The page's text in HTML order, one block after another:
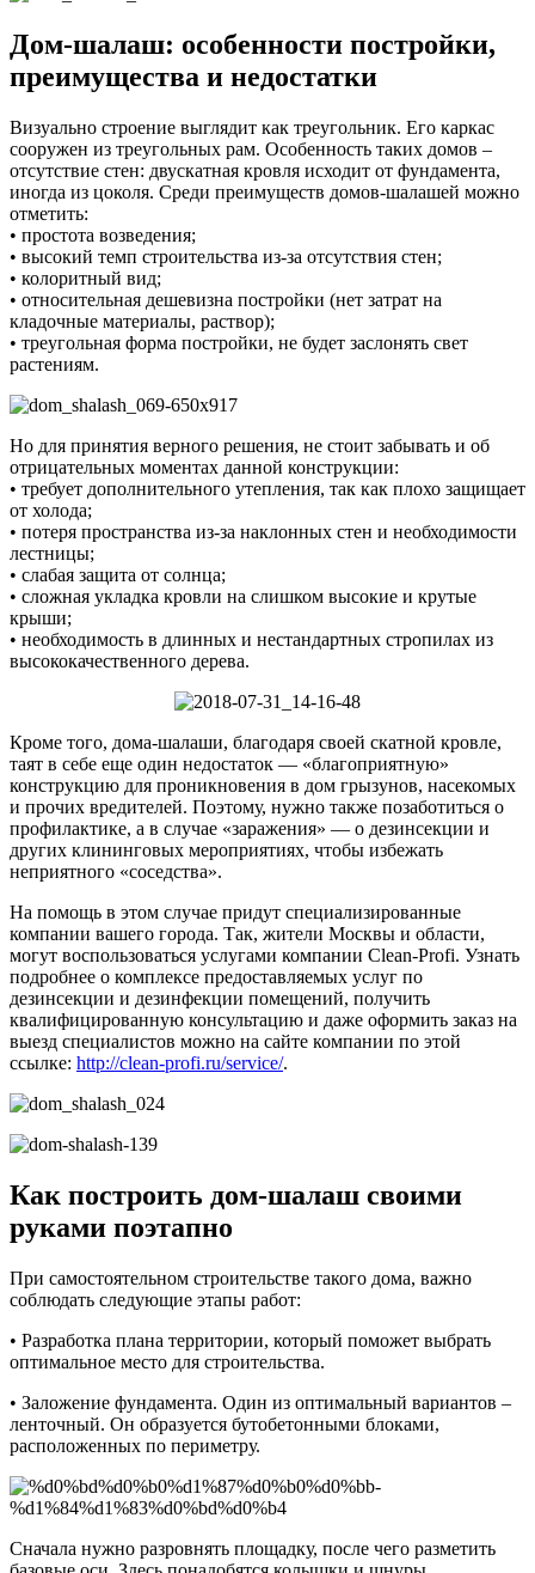
Дом-шалаш: особенности постройки,
преимущества и недостатки
Визуально строение выглядит как треугольник. Его каркас
сооружен из треугольных рам. Особенность таких домов –
отсутствие стен: двускатная кровля исходит от фундамента,
иногда из цоколя. Среди преимуществ домов-шалашей можно
отметить:
• простота возведения;
• высокий темп строительства из-за отсутствия стен;
• колоритный вид;
• относительная дешевизна постройки (нет затрат на
кладочные материалы, раствор);
• треугольная форма постройки, не будет заслонять свет
растениям.
Но для принятия верного решения, не стоит забывать и об
отрицательных моментах данной конструкции:
• требует дополнительного утепления, так как плохо защищает
от холода;
• потеря пространства из-за наклонных стен и необходимости
лестницы;
• слабая защита от солнца;
• сложная укладка кровли на слишком высокие и крутые
крыши;
• необходимость в длинных и нестандартных стропилах из
высококачественного дерева.
Кроме того, дома-шалаши, благодаря своей скатной кровле,
таят в себе еще один недостаток — «благоприятную»
конструкцию для проникновения в дом грызунов, насекомых
и прочих вредителей. Поэтому, нужно также позаботиться о
профилактике, а в случае «заражения» — о дезинсекции и
других клининговых мероприятиях, чтобы избежать
неприятного «соседства».
На помощь в этом случае придут специализированные
компании вашего города. Так, жители Москвы и области,
могут воспользоваться услугами компании Clean-Profi. Узнать
подробнее о комплексе предоставляемых услуг по
дезинсекции и дезинфекции помещений, получить
квалифицированную консультацию и даже оформить заказ на
выезд специалистов можно на сайте компании по этой
ссылке: http://clean-profi.ru/service/.
Как построить дом-шалаш своими
руками поэтапно
При самостоятельном строительстве такого дома, важно
соблюдать следующие этапы работ:
• Разработка плана территории, который поможет выбрать
оптимальное место для строительства.
• Заложение фундамента. Один из оптимальный вариантов –
ленточный. Он образуется бутобетонными блоками,
расположенных по периметру.
Сначала нужно разровнять площадку, после чего разметить